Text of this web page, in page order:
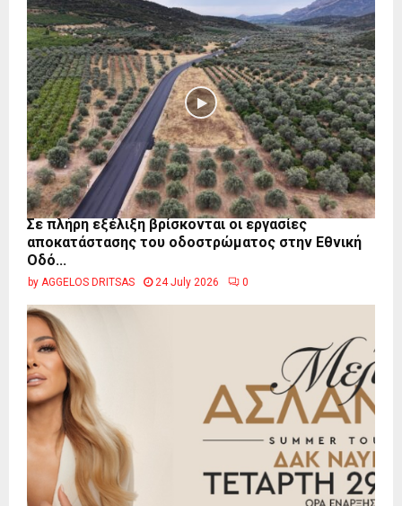
Σε πλήρη εξέλιξη βρίσκονται οι εργασίες
αποκατάστασης του οδοστρώματος στην Εθνική
Οδό...
by AGGELOS DRITSAS 24 July 2026 0